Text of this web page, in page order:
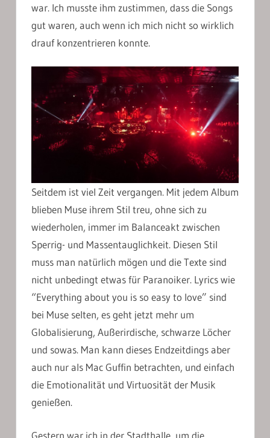
war. Ich musste ihm zustimmen, dass die Songs
gut waren, auch wenn ich mich nicht so wirklich
drauf konzentrieren konnte.
Seitdem ist viel Zeit vergangen. Mit jedem Album
blieben Muse ihrem Stil treu, ohne sich zu
wiederholen, immer im Balanceakt zwischen
Sperrig- und Massentauglichkeit. Diesen Stil
muss man natürlich mögen und die Texte sind
nicht unbedingt etwas für Paranoiker. Lyrics wie
“Everything about you is so easy to love” sind
bei Muse selten, es geht jetzt mehr um
Globalisierung, Außerirdische, schwarze Löcher
und sowas. Man kann dieses Endzeitdings aber
auch nur als Mac Guffin betrachten, und einfach
die Emotionalität und Virtuosität der Musik
genießen.
Gestern war ich in der Stadthalle, um die